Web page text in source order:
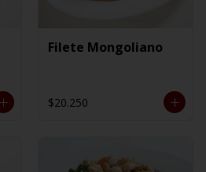
Filete Mongoliano
$20.250